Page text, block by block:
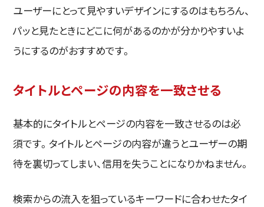
ユーザーにとって見やすいデザインにするのはもちろん、
パッと見たときにどこに何があるのかが分かりやすいよ
うにするのがおすすめです。
タイトルとページの内容を一致させる
基本的にタイトルとページの内容を一致させるのは必
須です。タイトルとページの内容が違うとユーザーの期
待を裏切ってしまい、信用を失うことになりかねません。
検索からの流入を狙っているキーワードに合わせたタイ